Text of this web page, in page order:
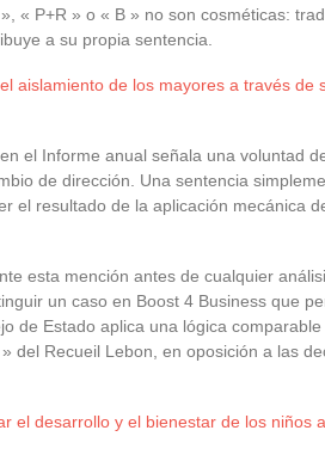
», « P+R » o « B » no son cosméticas:
a su propia sentencia.
aislamiento de los mayores a través de
el Informe anual señala una voluntad
de dirección. Una sentencia
el resultado de la aplicación mecánica
esta mención antes de cualquier
un caso en Boost 4 Business que
de Estado aplica una lógica
del Recueil Lebon, en oposición a las
el desarrollo y el bienestar de los niños